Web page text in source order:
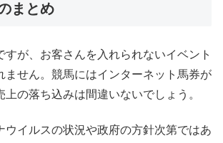
まとめ
すが、お客さんを入れられないイベント
ません。競馬にはインターネット馬券が
上の落ち込みは間違いないでしょう。
ウイルスの状況や政府の方針次第ではあ